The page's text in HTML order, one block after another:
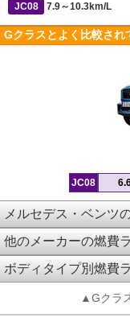
JC08
7.9～10.3km/L
Gクラスとよく比較され
JC08
メルセデス・ベンツ
他のメーカーの燃費
ボディタイプ別燃費
▲Gクラ